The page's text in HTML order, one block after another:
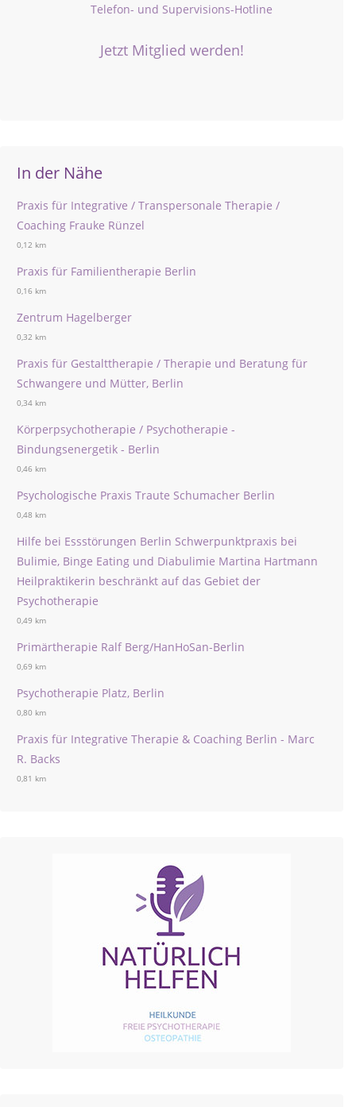
Telefon- und Supervisions-Hotline
Jetzt Mitglied werden!
In der Nähe
Praxis für Integrative / Transpersonale Therapie /
Coaching Frauke Rünzel
0,12 km
Praxis für Familientherapie Berlin
0,16 km
Zentrum Hagelberger
0,32 km
Praxis für Gestalttherapie / Therapie und Beratung für
Schwangere und Mütter, Berlin
0,34 km
Körperpsychotherapie / Psychotherapie -
Bindungsenergetik - Berlin
0,46 km
Psychologische Praxis Traute Schumacher Berlin
0,48 km
Hilfe bei Essstörungen Berlin Schwerpunktpraxis bei
Bulimie, Binge Eating und Diabulimie Martina Hartmann
Heilpraktikerin beschränkt auf das Gebiet der
Psychotherapie
0,49 km
Primärtherapie Ralf Berg/HanHoSan-Berlin
0,69 km
Psychotherapie Platz, Berlin
0,80 km
Praxis für Integrative Therapie & Coaching Berlin - Marc
R. Backs
0,81 km